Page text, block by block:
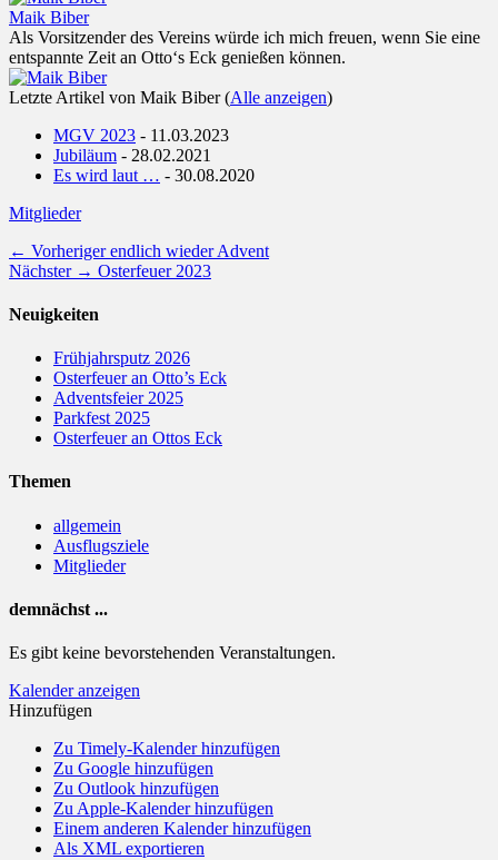
Maik Biber
Als Vorsitzender des Vereins würde ich mich freuen, wenn Sie eine
entspannte Zeit an Otto‘s Eck genießen können.
Letzte Artikel von Maik Biber(Alle anzeigen)
MGV 2023 - 11.03.2023
Jubiläum - 28.02.2021
Es wird laut … - 30.08.2020
Kategorien
Mitglieder
Beitragsnavigation
← Vorheriger Vorheriger
Beitrag:
endlich wieder Advent
Nächster → Nächster
Osterfeuer 2023
Neuigkeiten
Frühjahrsputz 2026
Osterfeuer an Otto’s Eck
Adventsfeier 2025
Parkfest 2025
Osterfeuer an Ottos Eck
Themen
allgemein
Ausflugsziele
Mitglieder
demnächst ...
Es gibt keine bevorstehenden Veranstaltungen.
Kalender anzeigen
Hinzufügen
Zu Timely-Kalender hinzufügen
Zu Google hinzufügen
Zu Outlook hinzufügen
Zu Apple-Kalender hinzufügen
Einem anderen Kalender hinzufügen
Als XML exportieren